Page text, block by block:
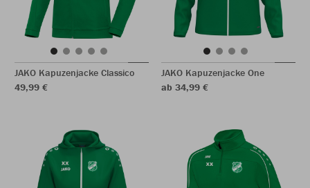
JAKO Kapuzenjacke Classico
49,99 €
JAKO Kapuzenjacke One
ab 34,99 €